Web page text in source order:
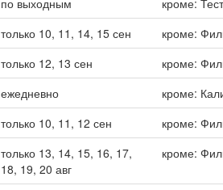
по выходным
кроме:
только 10, 11, 14, 15 сен
кроме:
только 12, 13 сен
кроме:
ежедневно кроме:
только 10, 11, 12 сен
кроме:
только 13, 14, 15, 16, 17,
18, 19, 20 авг
кроме: